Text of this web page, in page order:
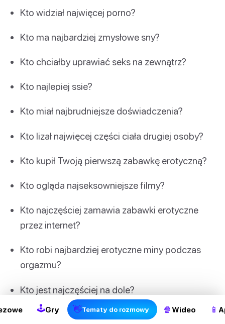
Kto widział najwięcej porno?
Kto ma najbardziej zmysłowe sny?
Kto chciałby uprawiać seks na zewnątrz?
Kto najlepiej ssie?
Kto miał najbrudniejsze doświadczenia?
Kto lizał najwięcej części ciała drugiej osoby?
Kto kupił Twoją pierwszą zabawkę erotyczną?
Kto ogląda najseksowniejsze filmy?
Kto najczęściej zamawia zabawki erotyczne
przez internet?
Kto robi najbardziej erotyczne miny podczas
orgazmu?
Kto jest najczęściej na dole?
Czyje imię brzmi najbardziej porno?
🕹Gry 👋Tematy do rozmowy 🍿 Wideo 📱